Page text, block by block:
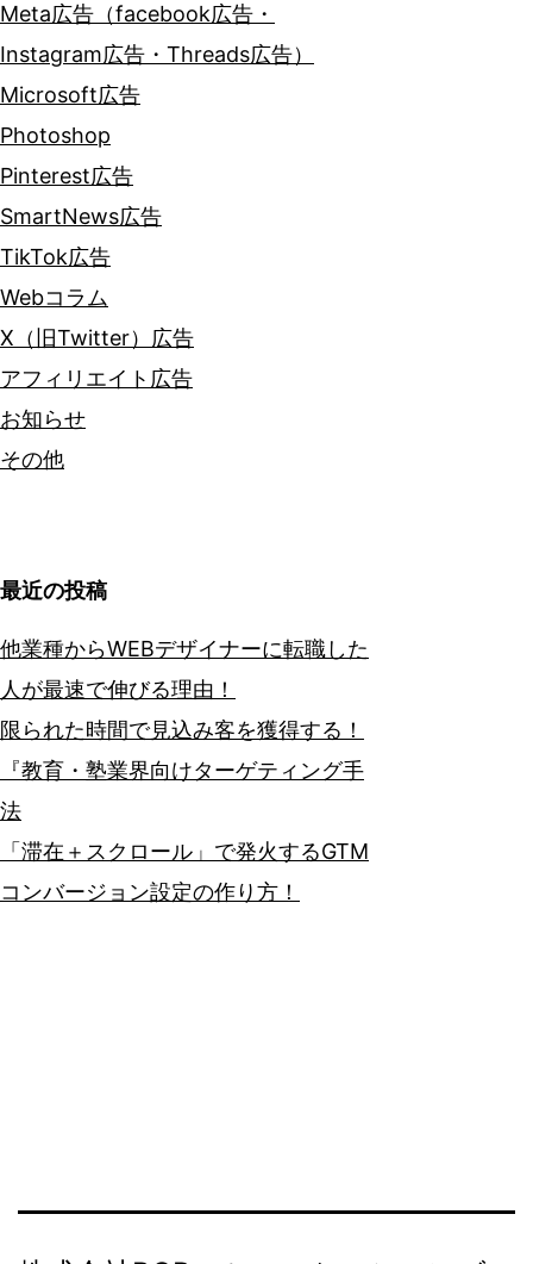
Meta広告（facebook広告・
Instagram広告・Threads広告）
Microsoft広告
Photoshop
Pinterest広告
SmartNews広告
TikTok広告
Webコラム
X（旧Twitter）広告
アフィリエイト広告
お知らせ
その他
最近の投稿
他業種からWEBデザイナーに転職した
人が最速で伸びる理由！
限られた時間で見込み客を獲得する！
『教育・塾業界向けターゲティング手
法
「滞在＋スクロール」で発火するGTM
コンバージョン設定の作り方！